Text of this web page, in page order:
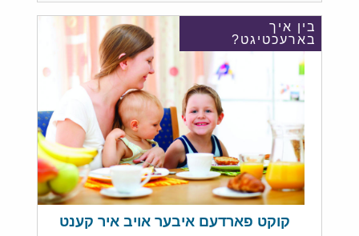
בין איך
בארעכטיגט?
קוקט פארדעם איבער אויב איר קענט